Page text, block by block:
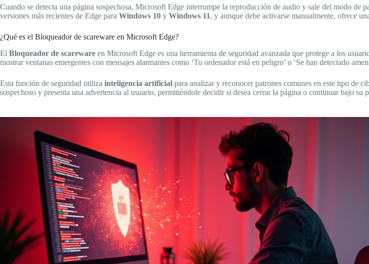
Cuando se detecta una página sospechosa, Microsoft Edge interrumpe la reproducción de audio y sale del modo
versiones más recientes de Edge para Windows 10 y Windows 11, y aunque debe activarse manualmente, ofrece
¿Qué es el Bloqueador de scareware en Microsoft Edge?
El Bloqueador de scareware en Microsoft Edge es una herramienta de seguridad avanzada que protege a los
mostrar ventanas emergentes con mensajes alarmantes como ‘Tu ordenador está en peligro’ o ‘Se han detectado
Esta función de seguridad utiliza inteligencia artificial para analizar y reconocer patrones comunes en este tipo de
sospechoso y presenta una advertencia al usuario, permitiéndole decidir si desea cerrar la página o continuar bajo su